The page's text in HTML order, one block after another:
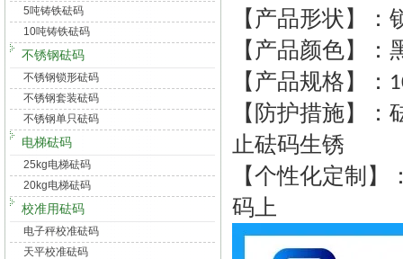
5吨铸铁砝码
10吨铸铁砝码
不锈钢砝码
不锈钢锁形砝码
不锈钢套装砝码
不锈钢单只砝码
电梯砝码
25kg电梯砝码
20kg电梯砝码
校准用砝码
电子秤校准砝码
天平校准砝码
【产品形状】：
【产品颜色】：
【产品规格】：
【防护措施】
止砝码生锈
【个性化定制】
码上